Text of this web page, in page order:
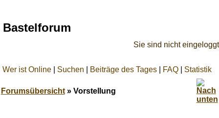
Bastelforum
Sie sind nicht eingeloggt
Wer ist Online Suchen Beiträge des Tages FAQ Statistik
Forumsübersicht» Vorstellung